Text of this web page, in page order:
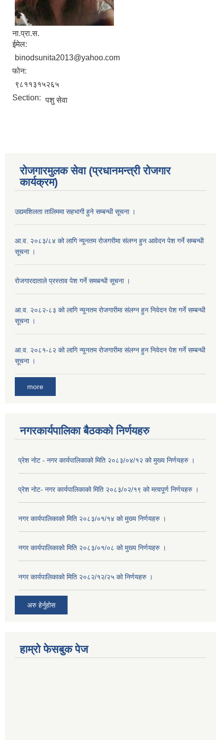
ना.प्रा.स.
ईमेल:
binodsunita2013@yahoo.com
फोन:
९८११३१५२६५
Section: पशु सेवा
रोजगारमुलक सेवा (प्रधानमन्त्री रोजगार
कार्यक्रम)
उद्यमशिलता तालिममा सहभागी हुने सम्बन्धी सूचना ।
आ.व. २०८३/८४ को लागि न्यूनतम रोजगरीमा संलग्न हुन आवेदन पेश गर्ने सम्बन्धी
सूचना ।
रोजगारदाताले प्रस्ताव पेश गर्ने समबन्धी सूचना ।
आ.व. २०८२-८३ को लागि न्यूनतम रोजगारीमा संलग्न हुन निवेदन पेश गर्ने सम्बन्धी
सूचना ।
आ.व. २०८१-८२ को लागि न्यूनतम रोजगारीमा संलग्न हुन निवेदन पेश गर्ने सम्बन्धी
सूचना ।
more
नगरकार्यपालिका बैठकको निर्णयहरु
प्रेश नोट - नगर कार्यपालिकाको मिति २०८३/०४/१२ को मुख्य निर्णयहरु ।
प्रेश नोट- नगर कार्यपालिकाको मिति २०८३/०२/१९ को मत्वपूर्ण निर्णयहरु ।
नगर कार्यपालिकाको मिति २०८३/०१/१४ को मुख्य निर्णयहरु ।
नगर कार्यपालिकाको मिति २०८३/०१/०८ को मुख्य निर्णयहरु ।
नगर कार्यपालिकाको मिति २०८२/१२/२५ को निर्णयहरु ।
अरु हेर्नुहोस
हाम्रो फेसबुक पेज